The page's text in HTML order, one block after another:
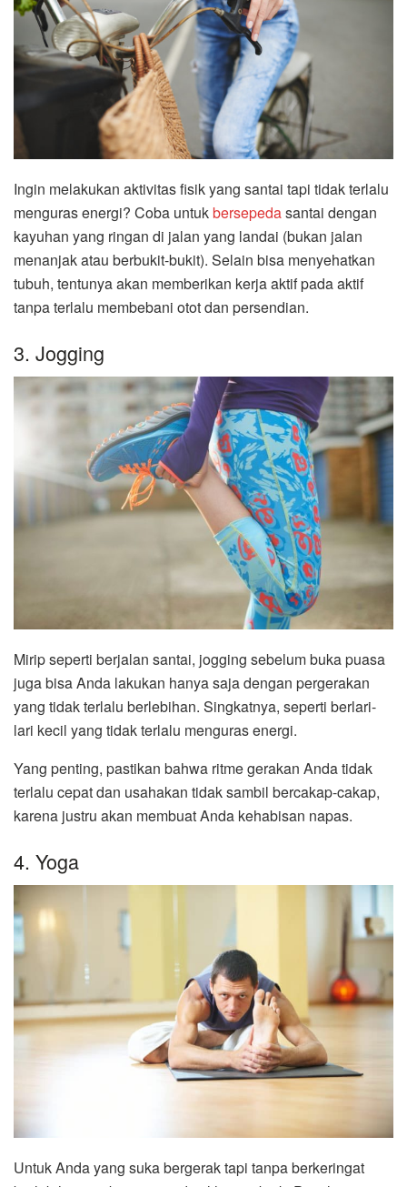
Ingin melakukan aktivitas fisik yang santai tapi tidak terlalu
menguras energi? Coba untukbersepedasantai dengan
kayuhan yang ringan di jalan yang landai (bukan jalan
menanjak atau berbukit-bukit). Selain bisa menyehatkan
tubuh, tentunya akan memberikan kerja aktif pada aktif
tanpa terlalu membebani otot dan persendian.
3. Jogging
Mirip seperti berjalan santai, jogging sebelum buka puasa
juga bisa Anda lakukan hanya saja dengan pergerakan
yang tidak terlalu berlebihan. Singkatnya, seperti berlari-
lari kecil yang tidak terlalu menguras energi.
Yang penting, pastikan bahwa ritme gerakan Anda tidak
terlalu cepat dan usahakan tidak sambil bercakap-cakap,
karena justru akan membuat Anda kehabisan napas.
4. Yoga
Untuk Anda yang suka bergerak tapi tanpa berkeringat